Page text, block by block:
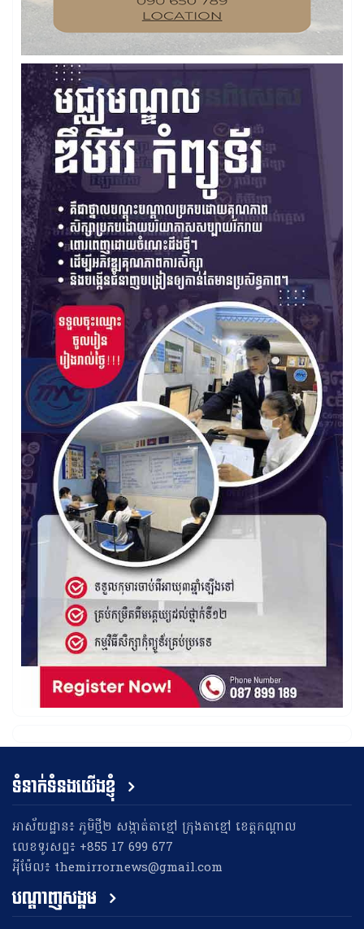
ទំនាក់ទំនងយើងខ្ញុំ
អាស័យដ្ឋាន៖ ភូមិថ្មី២ សង្កាត់តាខ្មៅ ក្រុងតាខ្មៅ ខេត្តកណ្តាល
លេខទូរសព្ទ៖ +855 17 699 677
អុីម៉ែល៖ themirrornews@gmail.com
បណ្តាញសង្គម